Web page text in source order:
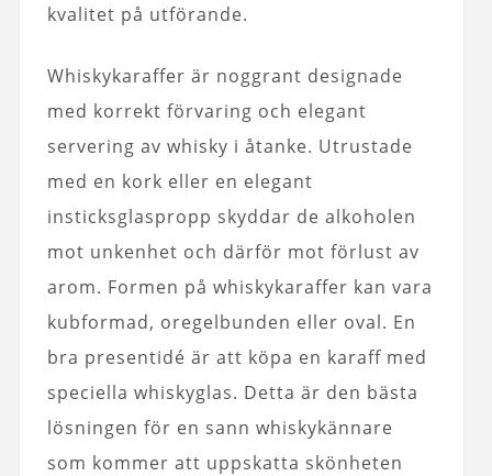
kvalitet på utförande.
Whiskykaraffer är noggrant designade
med korrekt förvaring och elegant
servering av whisky i åtanke. Utrustade
med en kork eller en elegant
insticksglaspropp skyddar de alkoholen
mot unkenhet och därför mot förlust av
arom. Formen på whiskykaraffer kan vara
kubformad, oregelbunden eller oval. En
bra presentidé är att köpa en karaff med
speciella whiskyglas. Detta är den bästa
lösningen för en sann whiskykännare
som kommer att uppskatta skönheten